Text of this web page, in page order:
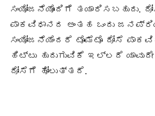
ಸಂಯೋಜನೆಯೊಂದಿಗೆ ತಯಾರಿಸಬಹುದು.
ಪಾಕವಿಧಾನದ ಅಂತಹ ಒಂದು
ಸಂಯೋಜನೆಯೆಂದರೆ ಟೊಮೆಟೊ ದೋಸೆ
ಹಿಟ್ಟು ಹುದುಗುವಿಕೆ ಇಲ್ಲದೆ
ದೋಸೆಗೆ ಹೋಲುತ್ತದೆ.